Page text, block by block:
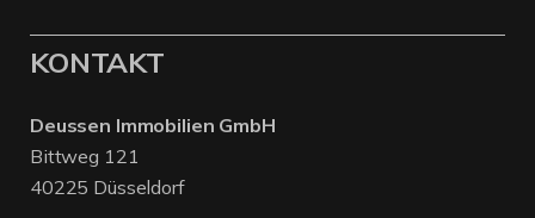
KONTAKT
Deussen Immobilien GmbH
Bittweg 121
40225 Düsseldorf